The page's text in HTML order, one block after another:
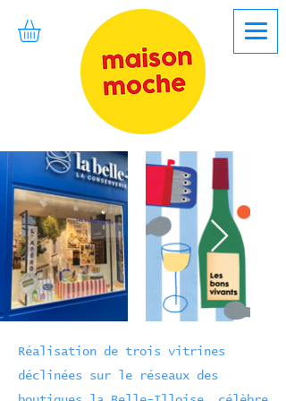
Réalisation de trois vitrines
déclinées sur le réseaux des